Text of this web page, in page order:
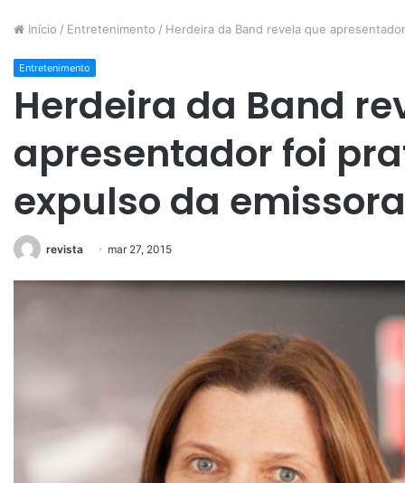
Início / Entretenimento / Herdeira da Band revela que
Entretenimento
Herdeira da Band
apresentador foi
expulso da emissora
revista mar 27, 2015